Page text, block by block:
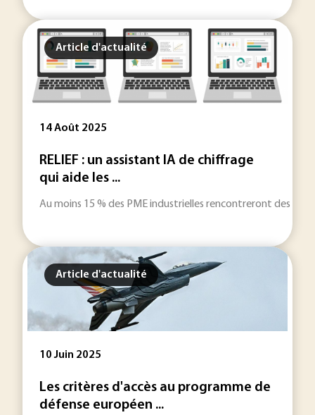
Article d'actualité
14 Août 2025
RELIEF : un assistant IA de chiffrage
qui aide les ...
Au moins 15 % des PME industrielles rencontreront des
Article d'actualité
10 Juin 2025
Les critères d'accès au programme de
défense européen ...